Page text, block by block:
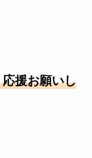
援お願いし